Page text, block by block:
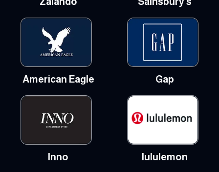
American Eagle Gap
Inno lululemon